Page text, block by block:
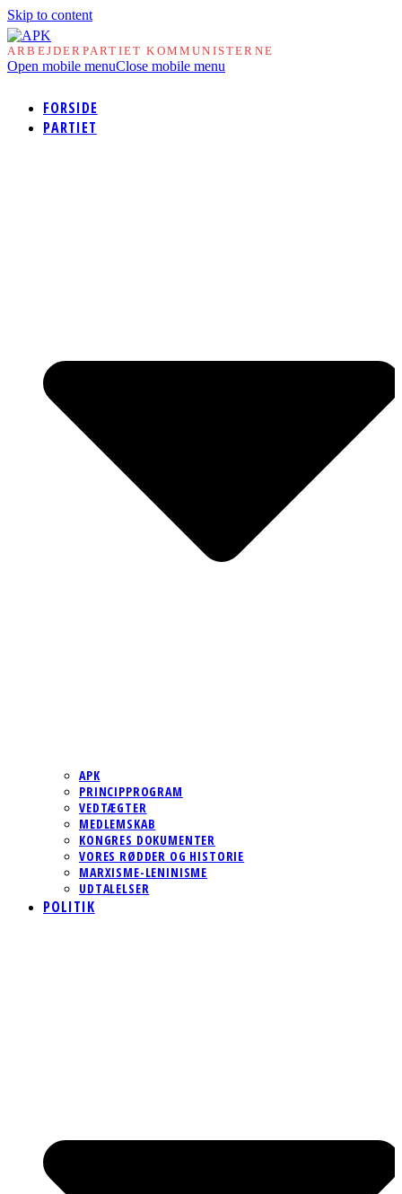
Skip to content
ARBEJDERPARTIET KOMMUNISTERNE
Open mobile menuClose mobile menu
FORSIDE
PARTIET
APK
PRINCIPPROGRAM
VEDTÆGTER
MEDLEMSKAB
KONGRES DOKUMENTER
VORES RØDDER OG HISTORIE
MARXISME-LENINISME
UDTALELSER
POLITIK